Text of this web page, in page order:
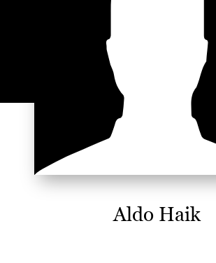
Aldo Haik